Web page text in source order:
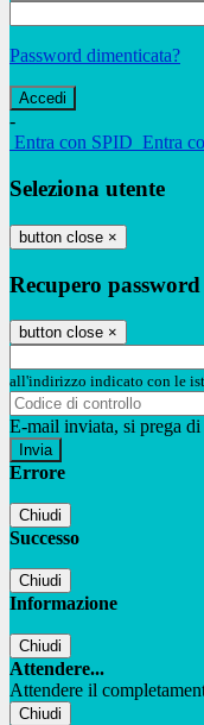
Password dimenticata?
-
Entra con SPID Entra
Seleziona utente
button close ×
Recupero password
button close ×
all'indirizzo indicato con le
E-mail inviata, si prega
Errore
Chiudi
Successo
Chiudi
Informazione
Chiudi
Attendere...
Attendere il
Chiudi